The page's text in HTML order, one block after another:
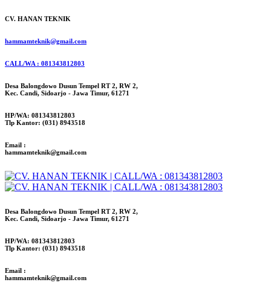
CV. HANAN TEKNIK
hammamteknik@gmail.com
CALL/WA : 081343812803
Desa Balongdowo Dusun Tempel RT 2, RW 2,
Kec. Candi, Sidoarjo - Jawa Timur, 61271
HP/WA: 081343812803
Tlp Kantor: (031) 8943518
Email :
hammamteknik@gmail.com
Desa Balongdowo Dusun Tempel RT 2, RW 2,
Kec. Candi, Sidoarjo - Jawa Timur, 61271
HP/WA: 081343812803
Tlp Kantor: (031) 8943518
Email :
hammamteknik@gmail.com